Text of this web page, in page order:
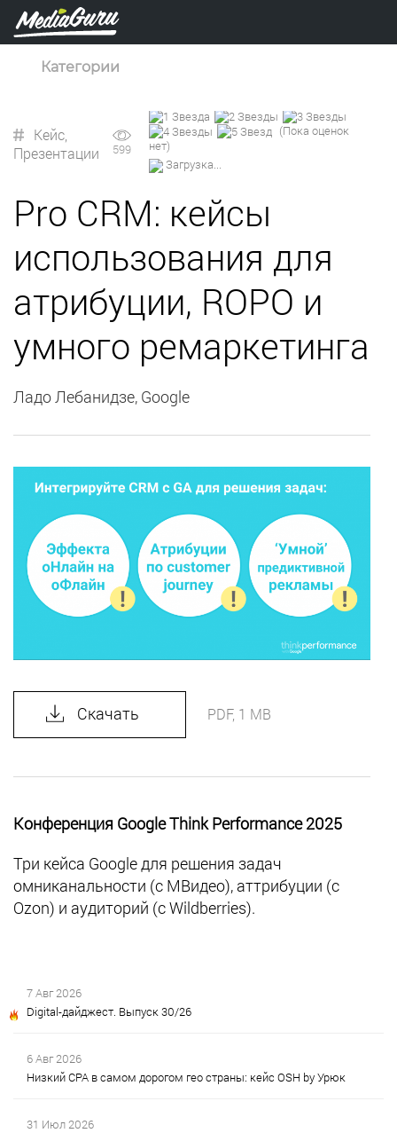
Категории
Кейс
Презентации
599
(Пока оценок
нет)
Загрузка...
Pro CRM: кейсы
использования для
атрибуции, ROPO и
умного ремаркетинга
Ладо Лебанидзе, Google
Скачать PDF, 1 MB
Конференция Google Think Performance 2025
Три кейса Google для решения задач
омниканальности (с МВидео), аттрибуции (с
Ozon) и аудиторий (с Wildberries).
7 Авг 2026
Digital-дайджест. Выпуск 30/26
6 Авг 2026
Низкий CPA в самом дорогом гео страны: кейс OSH by Урюк
31 Июл 2026